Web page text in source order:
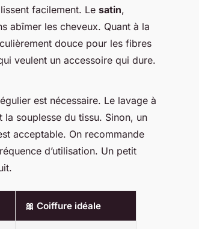
facilement. Le satin,
abîmer les cheveux. Quant à la
douce pour les fibres
veulent un accessoire qui dure.
est nécessaire. Le lavage à
souplesse du tissu. Sinon, un
acceptable. On recommande
d’utilisation. Un petit
🎀 Coiffure idéale